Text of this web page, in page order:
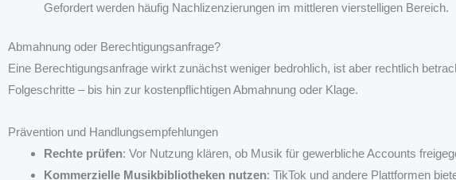
Gefordert werden häufig Nachlizenzierungen im mittleren vierstelligen Bereich.
Abmahnung oder Berechtigungsanfrage?
Eine Berechtigungsanfrage wirkt zunächst weniger bedrohlich, ist aber rechtlich
Folgeschritte – bis hin zur kostenpflichtigen Abmahnung oder Klage.
Prävention und Handlungsempfehlungen
Rechte prüfen: Vor Nutzung klären, ob Musik für gewerbliche Accounts
Kommerzielle Musikbibliotheken nutzen: TikTok und andere Plattformen